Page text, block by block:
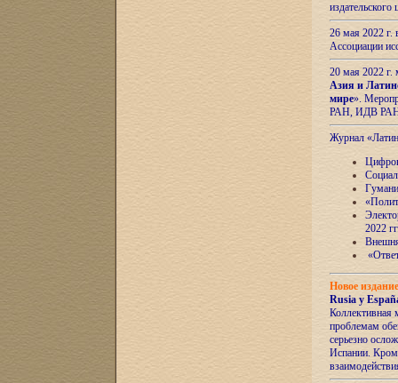
26 мая 2022
Ассоциации
20 мая 2022
Азия и
мире».
РАН, ИДВ
Журнал
2022
Новое
Rusia y
Коллективная
проблемам
серьезно
Испании.